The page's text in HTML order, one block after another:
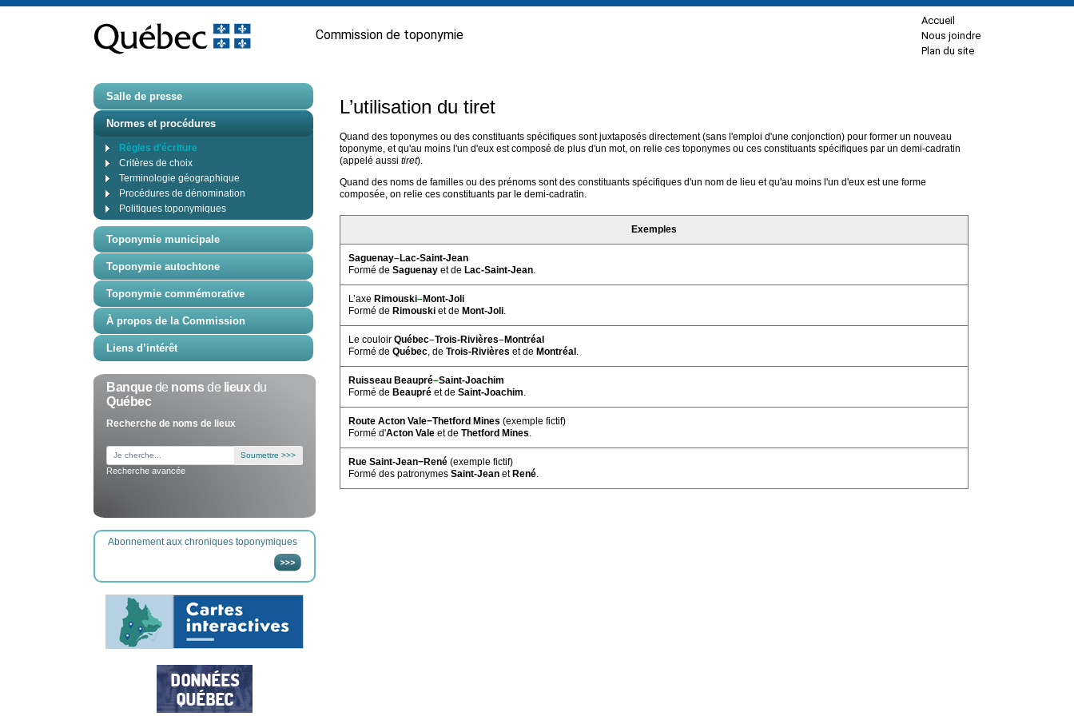
contenu
Commission de toponymie
Accueil
Nous joindre
Plan du site
Salle de presse
Normes et procédures
Règles d'écriture
Critères de choix
Terminologie géographique
Procédures de dénomination
Politiques toponymiques
Toponymie municipale
Toponymie autochtone
Toponymie commémorative
À propos de la Commission
Liens d’intérêt
Banquede noms de lieuxdu
Québec
Recherche de noms de lieux
Soumettre >>>
Recherche avancée
Abonnement aux chroniques toponymiques
L’utilisation du tiret
Quand des toponymes ou des constituants spécifiques sont juxtaposés directement (sans l'emploi d'une conjonction) pour former un nouveau
toponyme, et qu'au moins l'un d'eux est composé de plus d'un mot, on relie ces toponymes ou ces constituants spécifiques par un demi-cadratin
(appelé aussi tiret).
Quand des noms de familles ou des prénoms sont des constituants spécifiques d'un nom de lieu et qu'au moins l'un d'eux est une forme
composée, on relie ces constituants par le demi-cadratin.
Exemples
Saguenay–Lac-Saint-Jean
Formé de Saguenayet de Lac-Saint-Jean.
L’axe Rimouski–Mont-Joli
Formé de Rimouskiet de Mont-Joli.
Le couloirQuébec–Trois-Rivières–Montréal
Formé de Québec, de Trois-Rivières et de Montréal .
Ruisseau Beaupré–Saint-Joachim
Formé de Beaupréet de Saint-Joachim.
Route Acton Vale−Thetford Mines (exemple fictif)
Formé d'Acton Vale et de Thetford Mines.
Rue Saint-Jean−René (exemple fictif)
Formé des patronymes Saint-Jeanet René.